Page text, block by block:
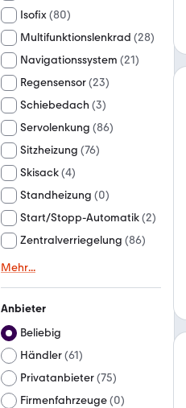
Isofix(80)
Multifunktionslenkrad (28)
Navigationssystem (21)
Regensensor(23)
Schiebedach (3)
Servolenkung (86)
Sitzheizung (76)
Skisack(4)
Standheizung (0)
Start/Stopp-Automatik(2)
Zentralverriegelung (86)
Mehr...
Anbieter
Beliebig
Händler(61)
Privatanbieter(75)
Firmenfahrzeuge(0)